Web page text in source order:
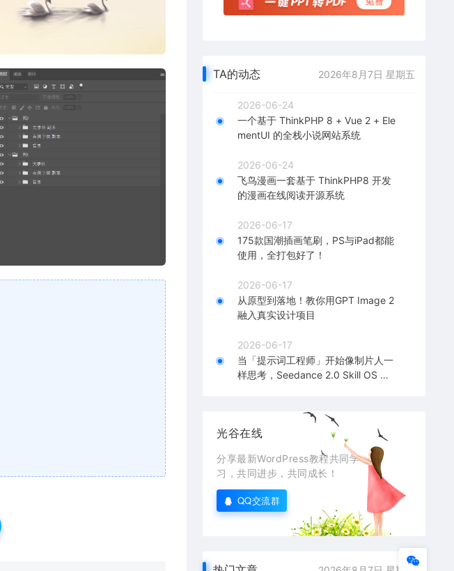
TA的动态 2026年8月7日 星期五
2026-06-24
一个基于 ThinkPHP 8 + Vue 2 + Ele
mentUI 的全栈小说网站系统
2026-06-24
飞鸟漫画一套基于 ThinkPHP8 开发
的漫画在线阅读开源系统
2026-06-17
175款国潮插画笔刷，PS与iPad都能
使用，全打包好了！
2026-06-17
从原型到落地！教你用GPT Image 2
融入真实设计项目
2026-06-17
当「提示词工程师」开始像制片人一
样思考，Seedance 2.0 Skill OS 深
光谷在线
分享最新WordPress教程共同学
习，共同进步，共同成长！
QQ交流群